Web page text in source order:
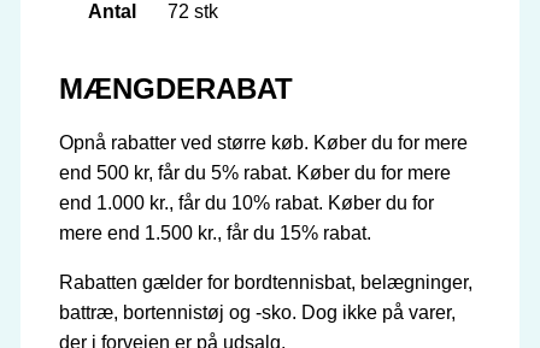
Antal 72 stk
MÆNGDERABAT
Opnå rabatter ved større køb. Køber du for mere
end 500 kr, får du 5% rabat. Køber du for mere
end 1.000 kr., får du 10% rabat. Køber du for
mere end 1.500 kr., får du 15% rabat.
Rabatten gælder for bordtennisbat, belægninger,
battræ, bortennistøj og -sko. Dog ikke på varer,
der i forvejen er på udsalg.